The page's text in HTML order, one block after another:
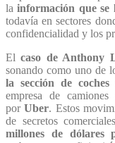
lainformación que se
todavía en sectores
confidencialidad y los
Elcaso de Anthony
sonando como uno de
la sección de coches
empresa de
porUber. Estos
de secretos
millones de